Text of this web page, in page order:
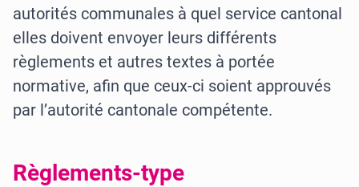
autorités communales à quel service cantonal
elles doivent envoyer leurs différents
règlements et autres textes à portée
normative, afin que ceux-ci soient approuvés
par l’autorité cantonale compétente.
Règlements-type